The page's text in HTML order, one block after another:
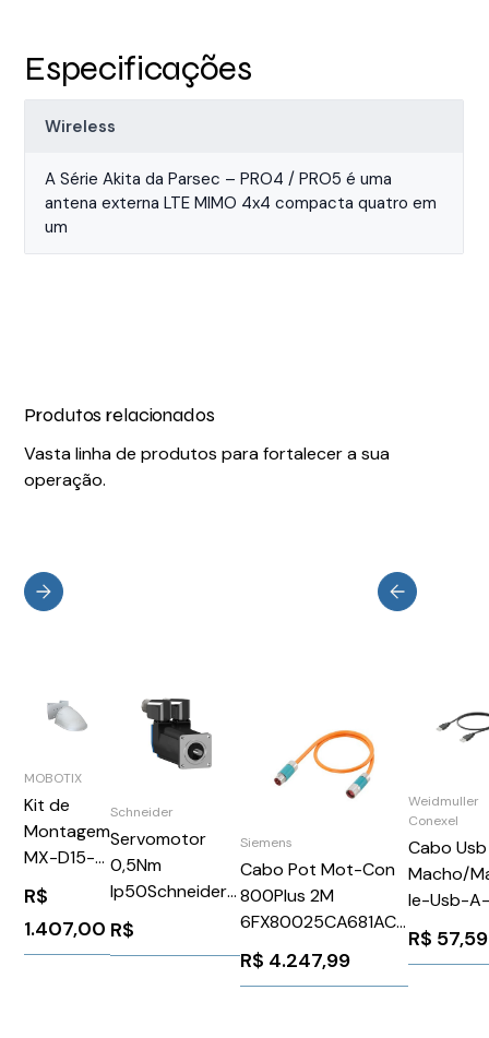
Especificações
Wireless
A Série Akita da Parsec – PRO4 / PRO5 é uma
antena externa LTE MIMO 4x4 compacta quatro em
um
Produtos relacionados
Vasta linha de produtos para fortalecer a sua
operação.
MOBOTIX
Kit de
Montagem
MX-D15-
OPT-
WHMH-
Set
R$
1.407,00
Schneider
Servomotor
0,5Nm
Ip50Schneider
BSH0551T12A2A
R$
Siemens
Cabo Pot Mot-Con
800Plus 2M
6FX80025CA681AC0
Siemens 86840
R$ 4.247,99
Weidmuller
Conexel
Cabo Usb
Macho/
Ie-Usb-
1.0M
R$ 57,59